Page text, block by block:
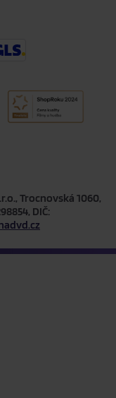
Trocnovská 1060,
DIČ: